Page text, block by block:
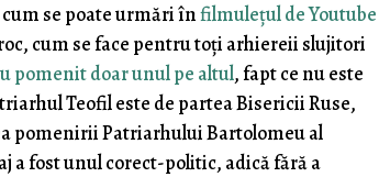
cum se poate urmări înfilmulețul de Youtube
cum se face pentru toți arhiereii slujitori
pomenit doar unul pe altul, fapt ce nu este
Teofil este de partea Bisericii Ruse,
pomenirii Patriarhului Bartolomeu al
a fost unul corect-politic, adică fără a